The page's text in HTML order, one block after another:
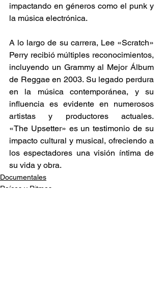
impactando en géneros como el punk y
la música electrónica.​
A lo largo de su carrera, Lee «Scratch»
Perry recibió múltiples reconocimientos,
incluyendo un Grammy al Mejor Álbum
de Reggae en 2003. Su legado perdura
en la música contemporánea, y su
influencia es evidente en numerosos
artistas y productores actuales.
«The Upsetter» es un testimonio de su
impacto cultural y musical, ofreciendo a
los espectadores una visión íntima de
su vida y obra.
Documentales
Raíces y Ritmos